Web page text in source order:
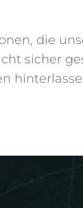
die
sicher